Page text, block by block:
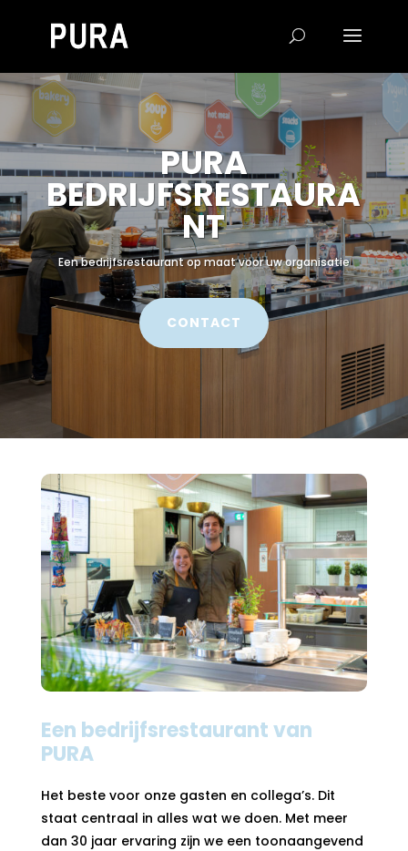
PURA
BEDRIJFSRESTAURA
NT
Een bedrijfsrestaurant op maat voor uw organisatie
CONTACT
Een bedrijfsrestaurant van
PURA
Het beste voor onze gasten en collega’s. Dit
staat centraal in alles wat we doen. Met meer
dan 30 jaar ervaring zijn we een toonaangevend